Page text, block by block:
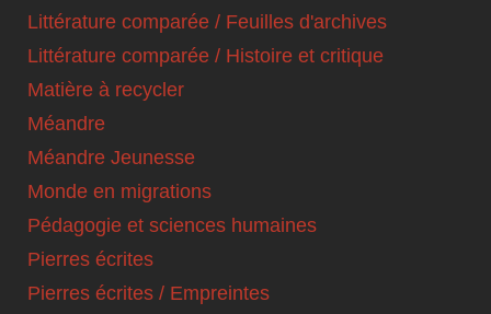
Littérature comparée / Feuilles d'archives
Littérature comparée / Histoire et critique
Matière à recycler
Méandre
Méandre Jeunesse
Monde en migrations
Pédagogie et sciences humaines
Pierres écrites
Pierres écrites / Empreintes